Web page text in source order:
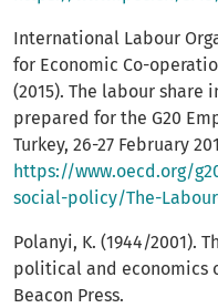
International Labour
for Economic Co-
(2015). The labour share
prepared for the G20
Turkey, 26-27 February
https://www.oecd.org/
social-policy/The-
Polanyi, K. (1944/2001).
political and economics
Beacon Press.